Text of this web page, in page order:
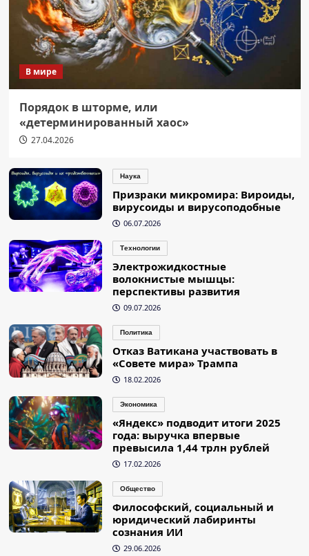
В мире
Порядок в шторме, или
«детерминированный хаос»
27.04.2026
Наука
Призраки микромира: Вироиды,
вирусоиды и вирусоподобные
06.07.2026
Технологии
Электрожидкостные
волокнистые мышцы:
перспективы развития
09.07.2026
Политика
Отказ Ватикана участвовать в
«Совете мира» Трампа
18.02.2026
Экономика
«Яндекс» подводит итоги 2025
года: выручка впервые
превысила 1,44 трлн рублей
17.02.2026
Общество
Философский, социальный и
юридический лабиринты
сознания ИИ
29.06.2026